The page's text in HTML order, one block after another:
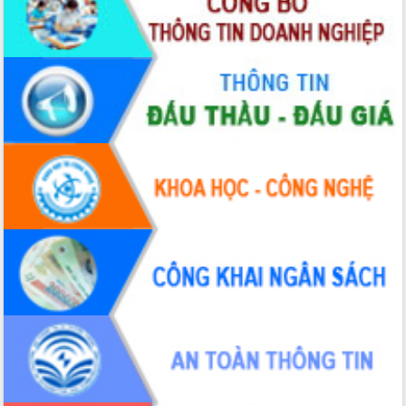
sầu riêng tại Đắk Lắk
Trình diễn nghệ thuật chế biến các
món ăn từ sầu riêng
Đắk Lắk công bố Quy hoạch và xúc
tiến đầu tư tỉnh
Ngành cá ngừ Đắk Lắk chủ động thích
ứng để giữ vững thị trường xuất khẩu
Diễn đàn Kinh tế tư nhân Việt Nam đột
phá cơ chế - Hợp tác công tư
Đề án 06 tạo bước ngoặt đột phá trong
cải cách hành chính tỉnh Đắk Lắk
Kết nối tour, đẩy mạnh chuyển đổi số
để phát triển du lịch Đắk Lắk
Khởi động Dự án Đầu tư xây dựng hạ
tầng kỹ thuật Cụm công nghiệp Tân
Tiến
Gặp mặt các cơ quan báo chí nhân Kỷ
niệm 101 năm Ngày Báo chí Cách
mạng Việt Nam
Đắk Lắk sơ kết 4 năm triển khai thực